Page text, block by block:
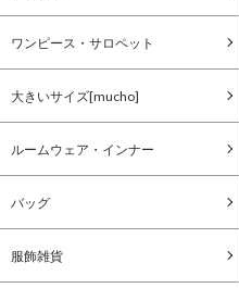
ワンピース・サロペット
大きいサイズ[mucho]
ルームウェア・インナー
バッグ
服飾雑貨